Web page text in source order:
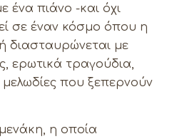
ένα πιάνο -και όχι
σε έναν κόσμο όπου η
διασταυρώνεται με
ερωτικά τραγούδια,
που ξεπερνούν
η οποία